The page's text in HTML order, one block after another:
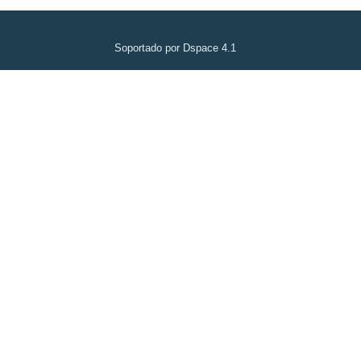
Soportado por Dspace 4.1